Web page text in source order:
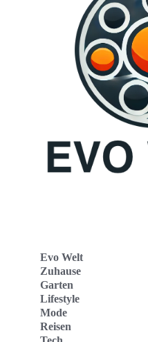
Evo Welt
Zuhause
Garten
Lifestyle
Mode
Reisen